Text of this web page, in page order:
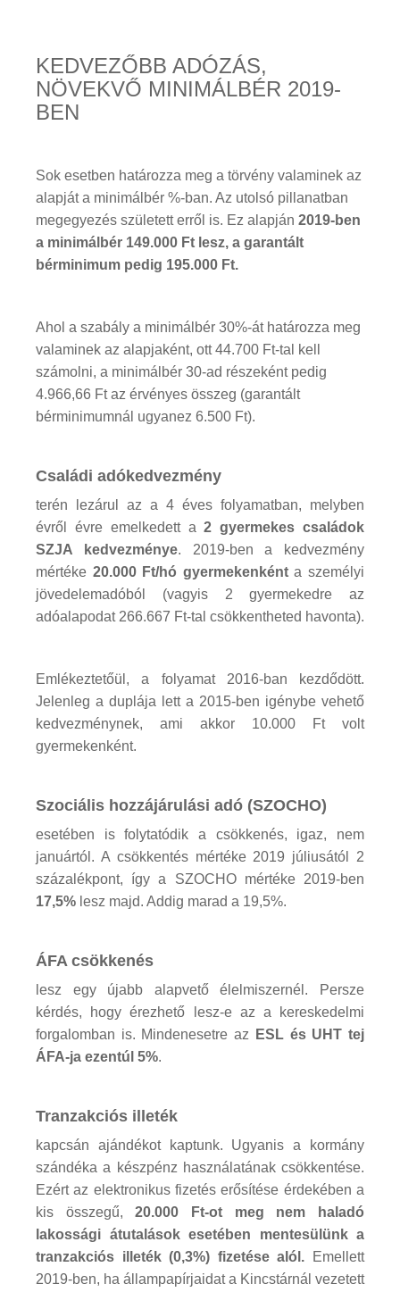
KEDVEZŐBB ADÓZÁS,
NÖVEKVŐ MINIMÁLBÉR 2019-
BEN
Sok esetben határozza meg a törvény valaminek az
alapját a minimálbér %-ban. Az utolsó pillanatban
megegyezés született erről is. Ez alapján 2019-ben
a minimálbér 149.000 Ft lesz, a garantált
bérminimum pedig 195.000 Ft.
Ahol a szabály a minimálbér 30%-át határozza meg
valaminek az alapjaként, ott 44.700 Ft-tal kell
számolni, a minimálbér 30-ad részeként pedig
4.966,66 Ft az érvényes összeg (garantált
bérminimumnál ugyanez 6.500 Ft).
Családi adókedvezmény
terén lezárul az a 4 éves folyamatban, melyben
évről évre emelkedett a2 gyermekes családok
SZJA kedvezménye. 2019-ben a kedvezmény
mértéke 20.000 Ft/hó gyermekenkénta személyi
jövedelemadóból (vagyis 2 gyermekedre az
adóalapodat 266.667 Ft-tal csökkentheted havonta).
Emlékeztetőül, a folyamat 2016-ban kezdődött.
Jelenleg a duplája lett a 2015-ben igénybe vehető
kedvezménynek, ami akkor 10.000 Ft volt
gyermekenként.
Szociális hozzájárulási adó (SZOCHO)
esetében is folytatódik a csökkenés, igaz, nem
januártól. A csökkentés mértéke 2019 júliusától 2
százalékpont, így a SZOCHO mértéke 2019-ben
17,5% lesz majd. Addig marad a 19,5%.
ÁFA csökkenés
lesz egy újabb alapvető élelmiszernél. Persze
kérdés, hogy érezhető lesz-e az a kereskedelmi
forgalomban is. Mindenesetre az
ESL és UHT tej
ÁFA-ja ezentúl 5%.
Tranzakciós illeték
kapcsán ajándékot kaptunk. Ugyanis a kormány
szándéka a készpénz használatának csökkentése.
Ezért az elektronikus fizetés erősítése érdekében a
kis összegű,20.000 Ft-ot meg nem haladó
lakossági átutalások esetében mentesülünk a
tranzakciós illeték (0,3%) fizetése alól.
Emellett
2019-ben, ha állampapírjaidat a Kincstárnál vezetett